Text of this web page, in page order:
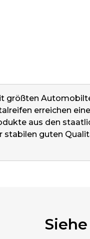
größten
erreichen
aus den
stabilen guten